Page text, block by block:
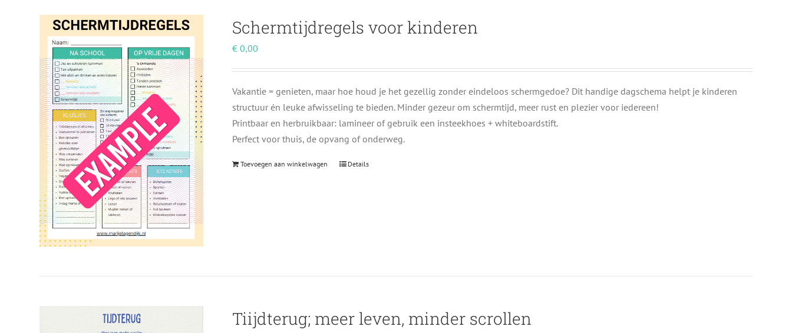
Schermtijdregels voor kinderen
€0,00
Vakantie = genieten, maar hoe houd je het gezellig zonder eindeloos schermgedoe? Dit handige dagschema helpt je kinderen
structuur én leuke afwisseling te bieden. Minder gezeur om schermtijd, meer rust en plezier voor iedereen!
Printbaar en herbruikbaar: lamineer of gebruik een insteekhoes + whiteboardstift.
Perfect voor thuis, de opvang of onderweg.
Toevoegen aan winkelwagen Details
Tiijdterug; meer leven, minder scrollen